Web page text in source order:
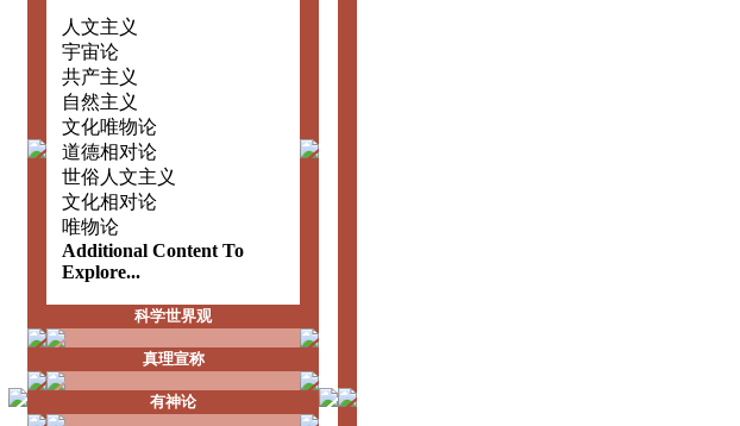
人文主义
宇宙论
共产主义
自然主义
文化唯物论
道德相对论
世俗人文主义
文化相对论
唯物论
Additional Content To
Explore...
科学世界观
真理宣称
有神论